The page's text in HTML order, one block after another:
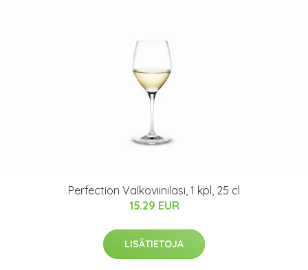
Perfection Valkoviinilasi, 1 kpl, 25 cl
15.29 EUR
LISÄTIETOJA